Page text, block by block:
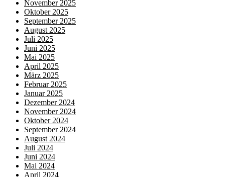
November 2025
Oktober 2025
September 2025
August 2025
Juli 2025
Juni 2025
Mai 2025
April 2025
März 2025
Februar 2025
Januar 2025
Dezember 2024
November 2024
Oktober 2024
September 2024
August 2024
Juli 2024
Juni 2024
Mai 2024
April 2024